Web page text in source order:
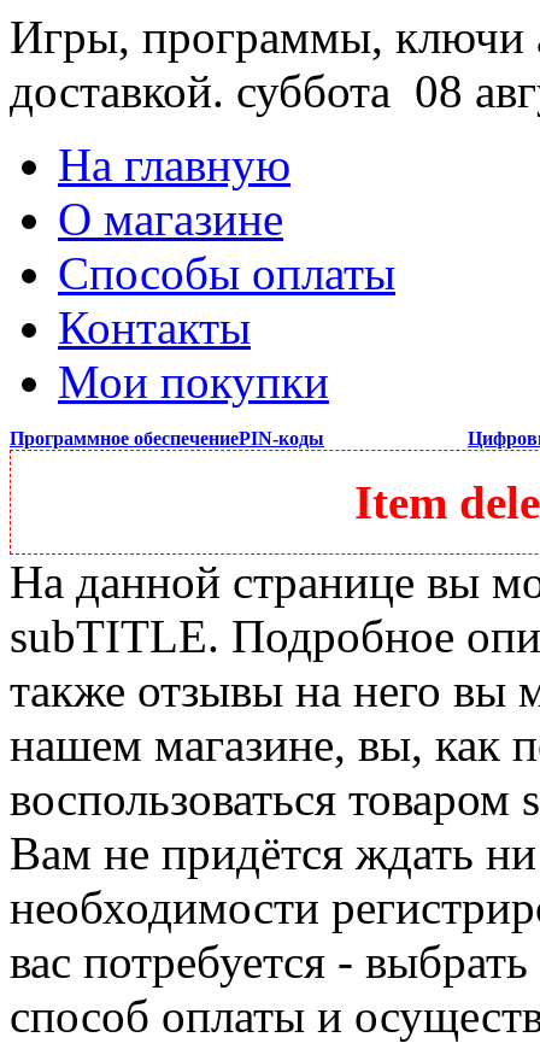
Игры, программы, ключи
доставкой. суббота 08
На главную
О магазине
Способы оплаты
Контакты
Мои покупки
Программное обеспечениеPIN-коды
Item
На данной странице вы
subTITLE. Подробное
также отзывы на него вы
нашем магазине, вы, как
воспользоваться
Вам не придётся ждать
необходимости
вас потребуется -
способ оплаты и